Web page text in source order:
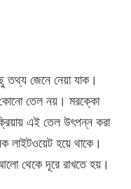
তথ্য জেনে নেয়া যাক।
কোনো তেল নয়। মরক্কো
এই তেল উৎপন্ন করা
লাইটওয়েট হয়ে থাকে।
আলো থেকে দূরে রাখতে হয়।